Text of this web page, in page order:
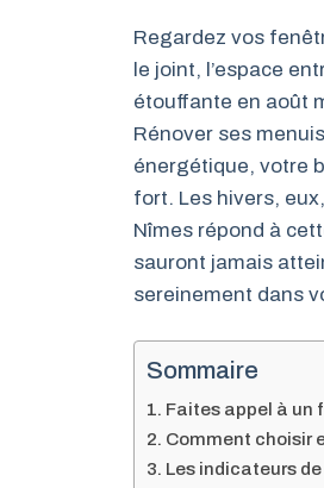
Regardez vos
le joint, l’espace
étouffante en août
Rénover ses
énergétique, votre
fort. Les hivers,
Nîmes répond à
sauront jamais
sereinement dans
Sommaire
Faites appel à un
Comment choisir
Les indicateurs